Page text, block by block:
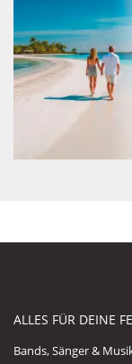
ALLES FÜR DEINE
Bands, Sänger &